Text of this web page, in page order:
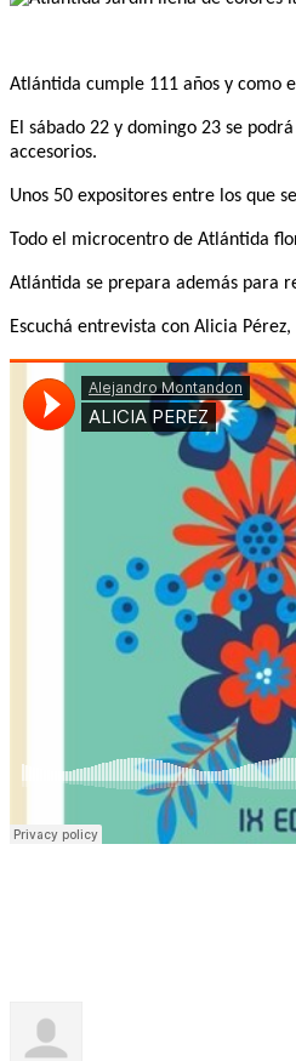
Atlántida cumple 111 años y como
El sábado 22 y domingo 23 se
accesorios.
Unos 50 expositores entre los que
Todo el microcentro de Atlántida
Atlántida se prepara además para
Escuchá entrevista con Alicia